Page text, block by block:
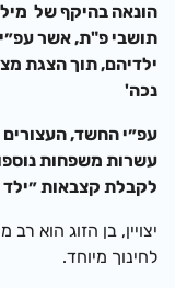
הונאה בהיקף של
תושבי פ"ת, אשר עפ״י
ילדיהם, תוך הצגת
נכה'
עפ״י החשד, העצורים
עשרות משפחות
לקבלת קצבאות ״ילד
יצויין, בן הזוג הוא
לחינוך מיוחד.